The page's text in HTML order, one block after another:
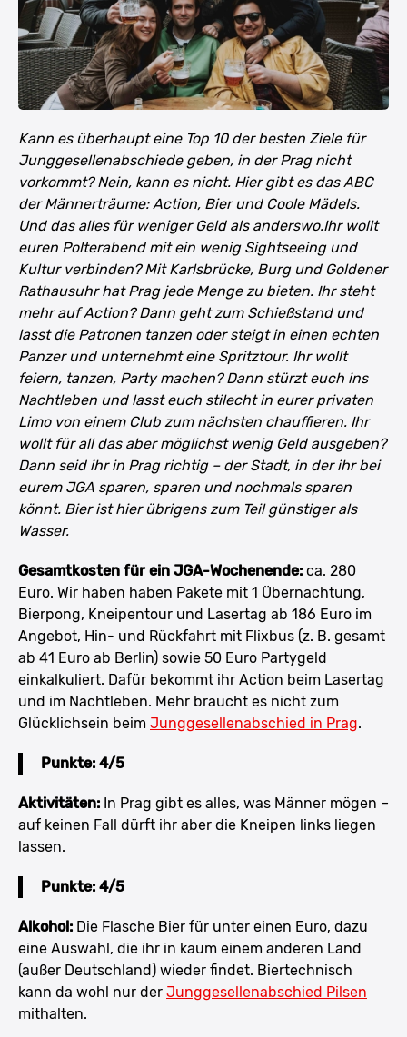
Kann es überhaupt eine Top 10 der besten Ziele für
Junggesellenabschiede geben, in der Prag nicht
vorkommt? Nein, kann es nicht. Hier gibt es das ABC
der Männerträume: Action, Bier und Coole Mädels.
Und das alles für weniger Geld als anderswo.Ihr wollt
euren Polterabend mit ein wenig Sightseeing und
Kultur verbinden? Mit Karlsbrücke, Burg und Goldener
Rathausuhr hat Prag jede Menge zu bieten. Ihr steht
mehr auf Action? Dann geht zum Schießstand und
lasst die Patronen tanzen oder steigt in einen echten
Panzer und unternehmt eine Spritztour. Ihr wollt
feiern, tanzen, Party machen? Dann stürzt euch ins
Nachtleben und lasst euch stilecht in eurer privaten
Limo von einem Club zum nächsten chauffieren. Ihr
wollt für all das aber möglichst wenig Geld ausgeben?
Dann seid ihr in Prag richtig – der Stadt, in der ihr bei
eurem JGA sparen, sparen und nochmals sparen
könnt. Bier ist hier übrigens zum Teil günstiger als
Wasser.
Gesamtkosten für ein JGA-Wochenende: ca. 280
Euro. Wir haben haben Pakete mit 1 Übernachtung,
Bierpong, Kneipentour und Lasertag ab 186 Euro im
Angebot, Hin- und Rückfahrt mit Flixbus (z. B. gesamt
ab 41 Euro ab Berlin) sowie 50 Euro Partygeld
einkalkuliert. Dafür bekommt ihr Action beim Lasertag
und im Nachtleben. Mehr braucht es nicht zum
Glücklichsein beim Junggesellenabschied in Prag.
Punkte: 4/5
Aktivitäten: In Prag gibt es alles, was Männer mögen –
auf keinen Fall dürft ihr aber die Kneipen links liegen
lassen.
Punkte: 4/5
Alkohol: Die Flasche Bier für unter einen Euro, dazu
eine Auswahl, die ihr in kaum einem anderen Land
(außer Deutschland) wieder findet. Biertechnisch
kann da wohl nur der Junggesellenabschied Pilsen
mithalten.